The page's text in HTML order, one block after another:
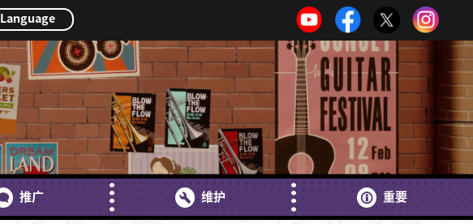
Language
推广 维护 重要